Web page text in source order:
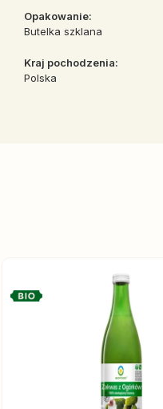
Opakowanie:
Butelka szklana
Kraj pochodzenia:
Polska